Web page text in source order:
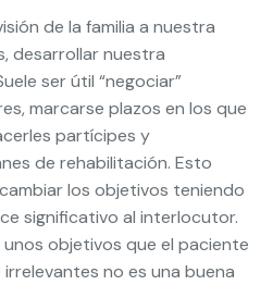
de la familia a nuestra
desarrollar nuestra
ser útil “negociar”
marcarse plazos en los que
partícipes y
de rehabilitación. Esto
los objetivos teniendo
significativo al interlocutor.
objetivos que el paciente
no es una buena